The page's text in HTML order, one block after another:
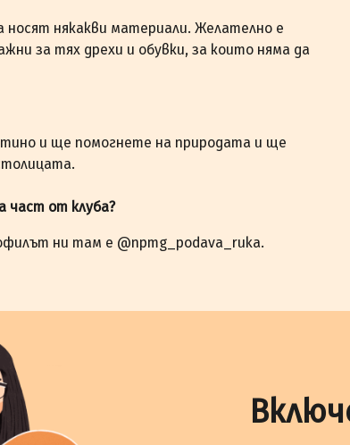
някакви материали. Желателно е
за тях дрехи и обувки, за които няма да
и ще помогнете на природата и ще
част от клуба?
ни там е @npmg_podava_ruka.